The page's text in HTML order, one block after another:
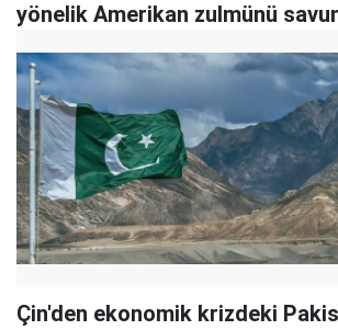
yönelik Amerikan zulmünü
Çin'den ekonomik krizdeki